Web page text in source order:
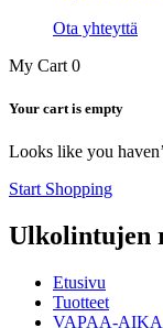
Ota yhteyttä
My Cart 0
Your cart is empty
Looks like you
Start Shopping
Ulkolintujen
Etusivu
Tuotteet
VAPAA-